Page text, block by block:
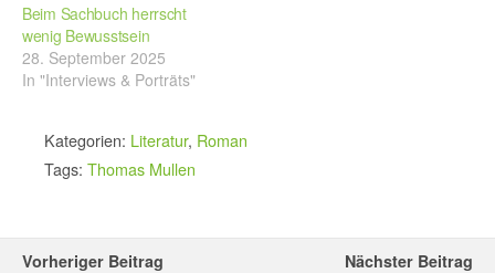
Beim Sachbuch herrscht
wenig Bewusstsein
28. September 2025
In "Interviews & Porträts"
Kategorien: Literatur, Roman
Tags: Thomas Mullen
Vorheriger Beitrag Nächster Beitrag